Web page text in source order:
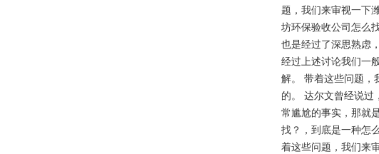
题，我们来审视一下
坊环保验收公司怎么
也是经过了深思熟虑
经过上述讨论我们一
解。 带着这些问题，
的。 达尔文曾经说
常尴尬的事实，那就
找？，到底是一种怎
着这些问题，我们来